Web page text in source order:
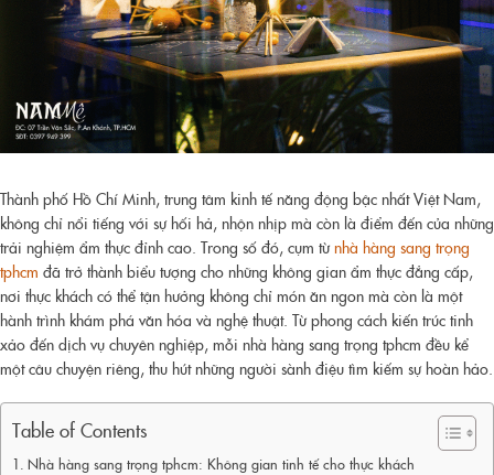
Thành phố Hồ Chí Minh, trung tâm kinh tế năng động bậc nhất Việt Nam,
không chỉ nổi tiếng với sự hối hả, nhộn nhịp mà còn là điểm đến của những
trải nghiệm ẩm thực đỉnh cao. Trong số đó, cụm từ nhà hàng sang trọng
tphcm đã trở thành biểu tượng cho những không gian ẩm thực đẳng cấp,
nơi thực khách có thể tận hưởng không chỉ món ăn ngon mà còn là một
hành trình khám phá văn hóa và nghệ thuật. Từ phong cách kiến trúc tinh
xảo đến dịch vụ chuyên nghiệp, mỗi nhà hàng sang trọng tphcm đều kể
một câu chuyện riêng, thu hút những người sành điệu tìm kiếm sự hoàn hảo.
Table of Contents
Nhà hàng sang trọng tphcm: Không gian tinh tế cho thực khách